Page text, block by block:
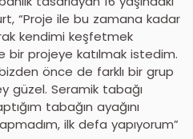
“Proje ile bu zamana kadar
kendimi keşfetmek
bir projeye katılmak istedim.
önce de farklı bir grup
güzel. Seramik tabağı
tabağın ayağını
ilk defa yapıyorum”